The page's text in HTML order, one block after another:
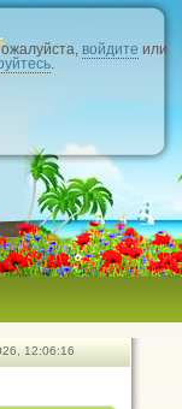
войдите или
.
12:06:16